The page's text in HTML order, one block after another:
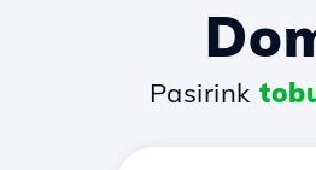
Pasirink